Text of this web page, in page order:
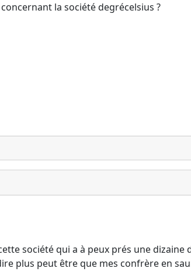
la société degrécelsius ?
société qui a à peux prés une
plus peut être que mes confrère en